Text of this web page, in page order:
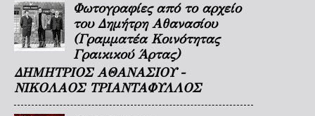
Φωτογραφίες από το αρχείο
του Δημήτρη Αθανασίου
(Γραμματέα Κοινότητας
Γραικικού Άρτας)
ΔΗΜΗΤΡΙΟΣ ΑΘΑΝΑΣΙΟΥ -
ΝΙΚΟΛΑΟΣ ΤΡΙΑΝΤΑΦΥΛΛΟΣ